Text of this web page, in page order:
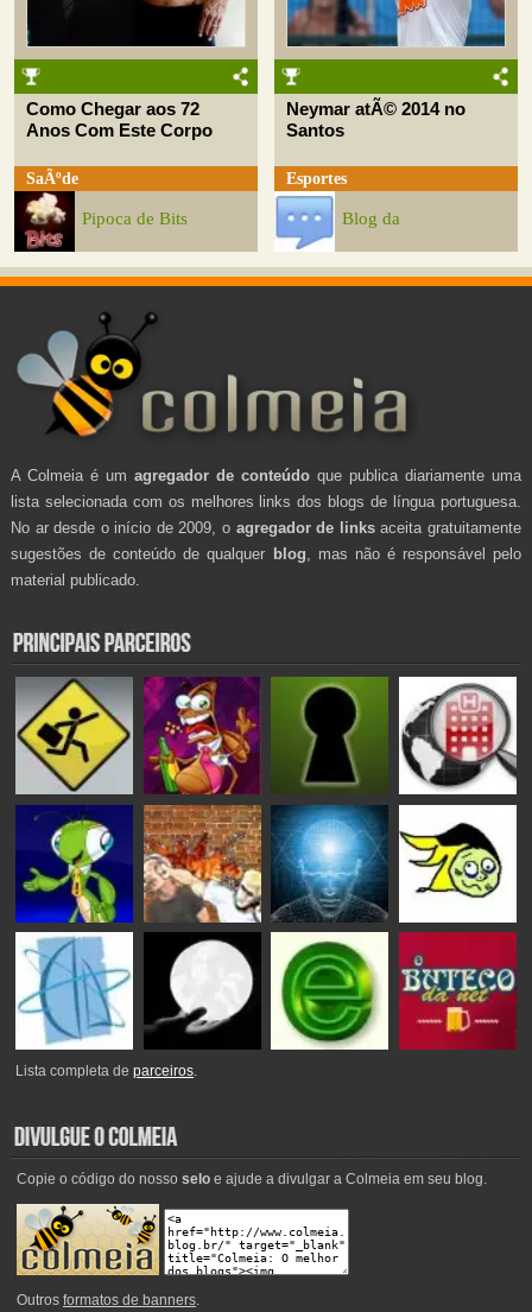
Como Chegar aos 72
Anos Com Este Corpo
SaÃºde
Pipoca de Bits
Neymar atÃ© 2014 no
Santos
Esportes
Blog da
A Colmeia é um agregador de conteúdo que publica diariamente uma
lista selecionada com os melhores links dos blogs de língua portuguesa.
No ar desde o início de 2009, o agregador de linksaceita gratuitamente
sugestões de conteúdo de qualquer blog , mas não é responsável pelo
material publicado.
Lista completa deparceiros.
Copie o código do nosso seloe ajude a divulgar a Colmeia em seu blog.
Outros formatos de banners.